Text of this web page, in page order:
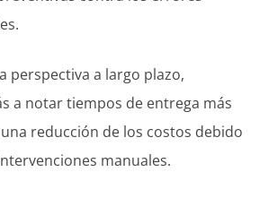
perspectiva a largo plazo,
a notar tiempos de entrega más
reducción de los costos debido
manuales.